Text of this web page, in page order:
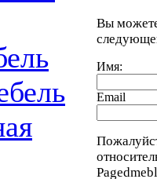
Вы
Имя:
Email